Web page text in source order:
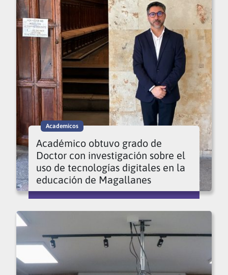
Academicos
Académico obtuvo grado de
Doctor con investigación sobre el
uso de tecnologías digitales en la
educación de Magallanes